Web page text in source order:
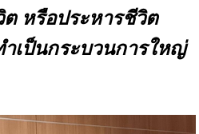
หรือประหารชีวิต
เป็นกระบวนการใหญ่